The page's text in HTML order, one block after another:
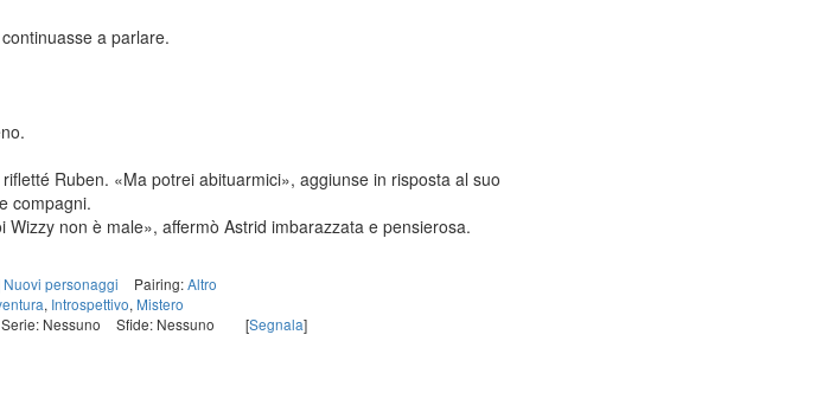
a parlare.
Ruben. «Ma potrei abituarmici», aggiunse in risposta al suo
compagni.
non è male», affermò Astrid imbarazzata e pensierosa.
Nuovi personaggi Pairing:Altro
, Introspettivo, Mistero
Serie: Nessuno Sfide: Nessuno [Segnala]